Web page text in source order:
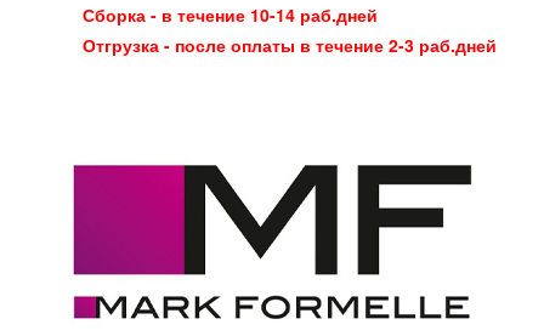
Сборка - в течение 10-14 раб.дней
Отгрузка - после оплаты в течение 2-3 раб.дней